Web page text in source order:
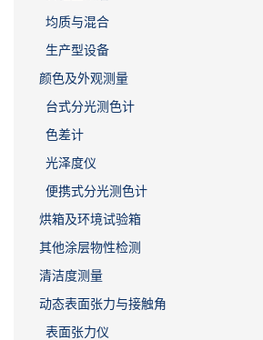
均质与混合
生产型设备
颜色及外观测量
台式分光测色计
色差计
光泽度仪
便携式分光测色计
烘箱及环境试验箱
其他涂层物性检测
清洁度测量
动态表面张力与接触角
表面张力仪